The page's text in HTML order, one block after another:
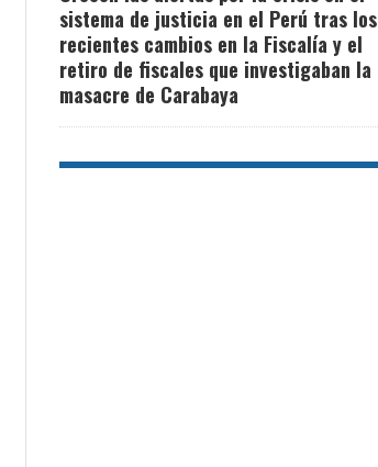
sistema de justicia en el Perú tras los
recientes cambios en la Fiscalía y el
retiro de fiscales que investigaban la
masacre de Carabaya